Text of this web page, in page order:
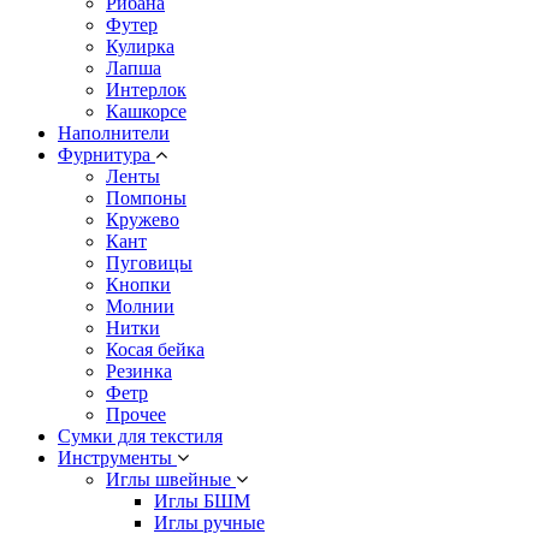
Футер
Кулирка
Лапша
Интерлок
Кашкорсе
Наполнители
Фурнитура
Ленты
Помпоны
Кружево
Кант
Пуговицы
Кнопки
Молнии
Нитки
Косая бейка
Резинка
Фетр
Прочее
Сумки для текстиля
Инструменты
Иглы швейные
Иглы БШМ
Иглы ручные